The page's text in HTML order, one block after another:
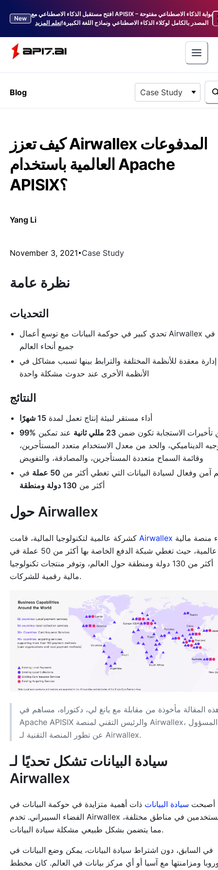
New
افتح مستقبل الذكاء الاصطناعي مع APISIX – بوابة الذكاء الاصطناعي مفتوحة
المصدر بالكامل لوكلاء الذكاء الاصطناعي ونماذج اللغة الكبيرة!تعلم المزيد
Blog Case Study
كيف تعزز Airwallex المدفوعات
العالمية باستخدام Apache
APISIX؟
Yang Li
November 3, 2021 Case Study
نظرة عامة
التحديات
تحدي كبير في حوكمة البيانات مع توسع أعمال Airwallex في
جميع أنحاء العالم
إدارة معقدة للأنظمة المختلفة والترابط بينها تسبب مشاكل في
الأنظمة الأخرى عند حدوث مشكلة واحدة
النتائج
أداء مستقر لبيئة إنتاج تعمل لمدة 15 شهرًا
99%
تأخيرات الاستجابة تكون ضمن 23 مللي ثانية
عند تمكين
الديناميكي، والحد من معدل الاستخدام متعدد المستأجرين،
وقائمة السماح متعددة المستأجرين، والمصادقة، والتفويض
آمن وفعال لسيادة البيانات التي تغطي أكثر من 50 عملة
في
أكثر من 130 دولة ومنطقة
حول Airwallex
Airwallex
عالمية، حيث تغطي شبكة الدفع الخاصة بها أكثر من 50 عملة في
أكثر من 130 دولة ومنطقة حول العالم، وتوفر منتجات تكنولوجيا
مالية رقمية للشركات.
المقالة مأخوذة من مقابلة مع يانغ لي، دكتوراه، مساهم في
Apache APISIX والرئيس التقني لمنصة Airwallex، المسؤول
عن تطور المنصة التقنية لـ Airwallex.
سيادة البيانات تشكل تحديًا لـ
Airwallex
أصبحت سيادة البيانات ذات أهمية متزايدة في حوكمة البيانات في
الفضاء السيبراني. تخدم Airwallex مستخدمين في مناطق مختلفة،
مما يتضمن بشكل طبيعي مشكلة سيادة البيانات.
في السابق، دون اشتراط سيادة البيانات، يمكن وضع البيانات في
ومزامنتها مع آسيا أو أي مركز بيانات في العالم. كان مخطط